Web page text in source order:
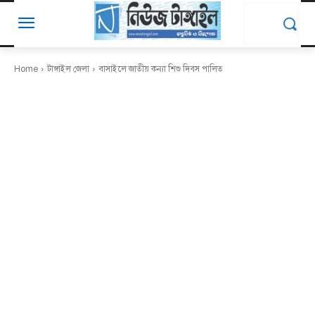
Home টাঙ্গাইল জেলা বাসাইলে জাতীয় কন্যা শিশু দিবস পালিত